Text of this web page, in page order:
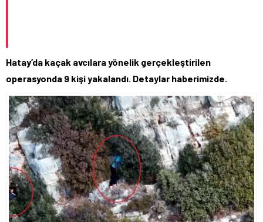
Hatay’da kaçak avcılara yönelik gerçekleştirilen
operasyonda 9 kişi yakalandı. Detaylar haberimizde.